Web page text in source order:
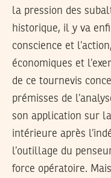
la pression des
historique, il y va
conscience et
économiques et
de ce tournevis
prémisses de
son application sur
intérieure après
l’outillage du
force opératoire.